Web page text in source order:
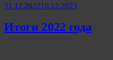
31.12.202210.12.2023
Итоги 2022 года